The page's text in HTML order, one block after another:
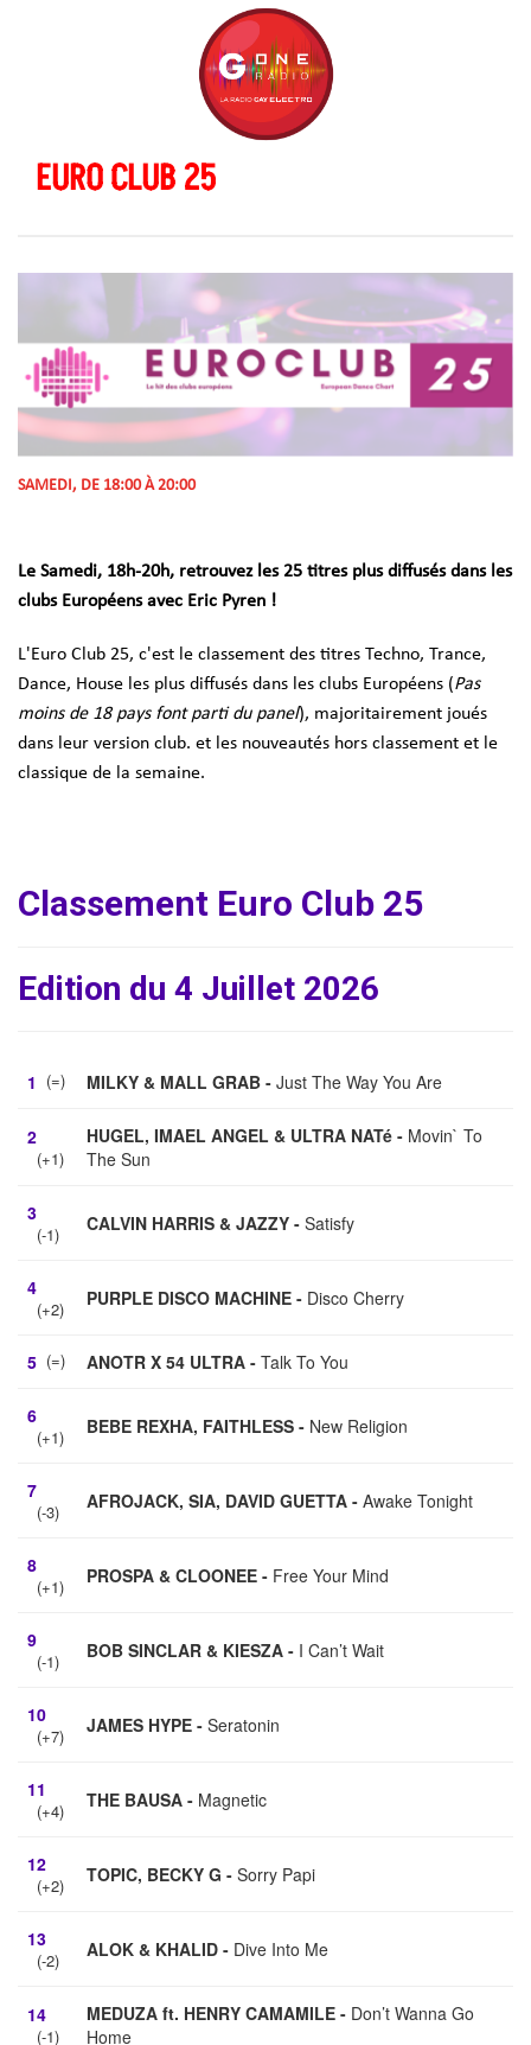
EURO CLUB 25
SAMEDI, DE 18:00 À 20:00
Le Samedi, 18h-20h, retrouvez les 25 titres plus diffusés dans les
clubs Européens avec Eric Pyren !
L'Euro Club 25, c'est le classement des titres Techno, Trance,
Dance, House les plus diffusés dans les clubs Européens (Pas
moins de 18 pays font parti du panel), majoritairement joués
dans leur version club. et les nouveautés hors classement et le
classique de la semaine.